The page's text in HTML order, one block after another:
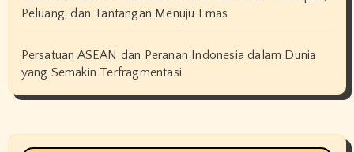
Peluang, dan Tantangan Menuju Emas
Persatuan ASEAN dan Peranan Indonesia dalam Dunia
yang Semakin Terfragmentasi